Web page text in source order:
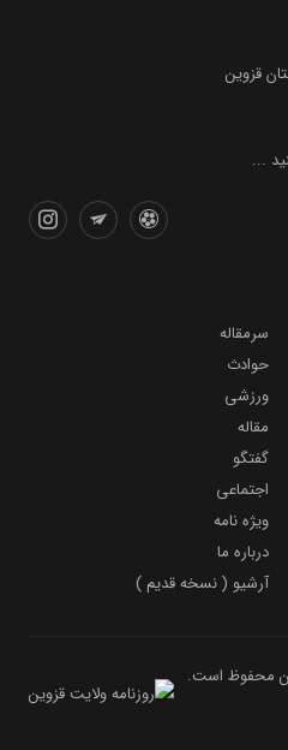
قزوین
...
سرمقاله
حوادث
ورزشی
مقاله
گفتگو
اجتماعی
ویژه نامه
درباره ما
آرشیو ( نسخه قدیم )
محفوظ است.